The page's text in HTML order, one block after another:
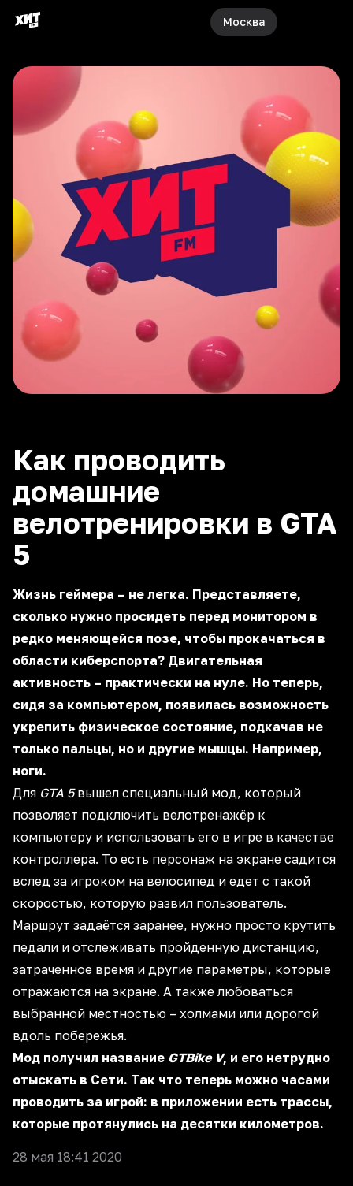
Москва
Как проводить
домашние
велотренировки в GTA
5
Жизнь геймера – не легка. Представляете,
сколько нужно просидеть перед монитором в
редко меняющейся позе, чтобы прокачаться в
области киберспорта? Двигательная
активность – практически на нуле. Но теперь,
сидя за компьютером, появилась возможность
укрепить физическое состояние, подкачав не
только пальцы, но и другие мышцы. Например,
ноги.
Для GTA 5вышел специальный мод, который
позволяет подключить велотренажёр к
компьютеру и использовать его в игре в качестве
контроллера. То есть персонаж на экране садится
вслед за игроком на велосипед и едет с такой
скоростью, которую развил пользователь.
Маршрут задаётся заранее, нужно просто крутить
педали и отслеживать пройденную дистанцию,
затраченное время и другие параметры, которые
отражаются на экране. А также любоваться
выбранной местностью – холмами или дорогой
вдоль побережья.
Мод получил название GTBike V, и его нетрудно
отыскать в Сети. Так что теперь можно часами
проводить за игрой: в приложении есть трассы,
которые протянулись на десятки километров.
28 мая 18:41 2020